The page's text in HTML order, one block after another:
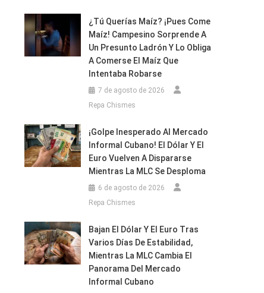
¿Tú Querías Maíz? ¡Pues Come
Maíz! Campesino Sorprende A
Un Presunto Ladrón Y Lo Obliga
A Comerse El Maíz Que
Intentaba Robarse
7 de agosto de 2026
Repa Chismes
¡Golpe Inesperado Al Mercado
Informal Cubano! El Dólar Y El
Euro Vuelven A Dispararse
Mientras La MLC Se Desploma
6 de agosto de 2026
Repa Chismes
Bajan El Dólar Y El Euro Tras
Varios Días De Estabilidad,
Mientras La MLC Cambia El
Panorama Del Mercado
Informal Cubano